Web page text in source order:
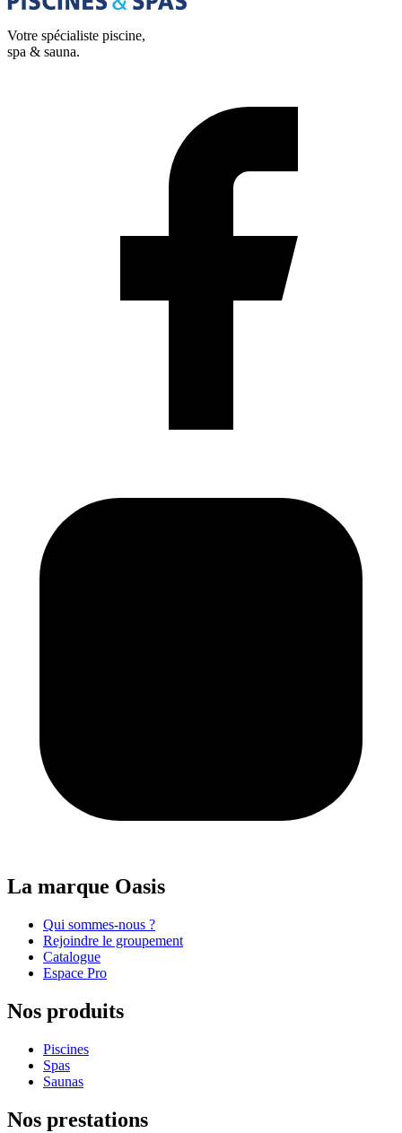
Votre spécialiste piscine,
spa & sauna.
La marque Oasis
Qui sommes-nous ?
Rejoindre le groupement
Catalogue
Espace Pro
Nos produits
Piscines
Spas
Saunas
Nos prestations